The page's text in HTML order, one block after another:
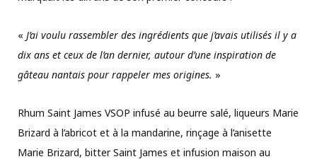
« J’ai voulu rassembler des ingrédients que j’avais utilisés il y a
dix ans et ceux de l’an dernier, autour d’une inspiration de
gâteau nantais pour rappeler mes origines. »
Rhum Saint James VSOP infusé au beurre salé, liqueurs Marie
Brizard à l’abricot et à la mandarine, rinçage à l’anisette
Marie Brizard, bitter Saint James et infusion maison au